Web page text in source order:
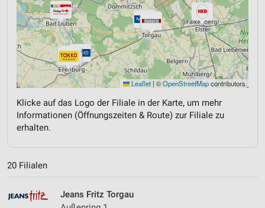
Leaflet | ©OpenStreetMapcontributors
Klicke auf das Logo der Filiale in der Karte, um mehr
Informationen (Öffnungszeiten & Route) zur Filiale zu
erhalten.
20 Filialen
Jeans Fritz Torgau